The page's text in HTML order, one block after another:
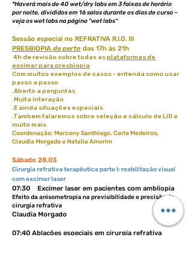
*Haverá mais de 40 wet/dry labs em 3 faixas de horário
por noite, divididosem 16 salas durante os dias de curso –
veja os wet labs na página "wet labs"
Sessão especial no REFRATIVA R.I.O. III
PRESBIOPIA de perto das 17h às 21h
4h de revisão sobre todas asplataformas de
excimer para presbiopia
Com muitos exemplos de casos - entenda como usar
passo a passo
.Aberto a perguntas
.Muita interação
.E ainda situações especiais
.Tambem falaremos sobre seleção e cálculo de LIO e
muito mais
Coordenação: Marcony Santhiago, Carla Medeiros,
Claudia Morgado e Natalia Amorim
​​Sábado 28.03
Cirurgia refrativa terapêutica parte I: reabilitação visual
com excimer laser
07:30 Excimer laser em pacientes com ambliopia
Efeito da anisometropia na previsibilidade e precisão da
cirurgia refrativa
Claudia Morgado
07:40 Ablações especiais em cirurgia refrativa